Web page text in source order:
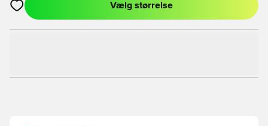
Åbner en Modal til at logge ind eller tilmelde dig som medlem
Vælg størrelse